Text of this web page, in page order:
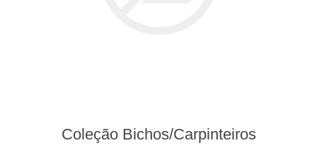
Coleção Bichos/Carpinteiros